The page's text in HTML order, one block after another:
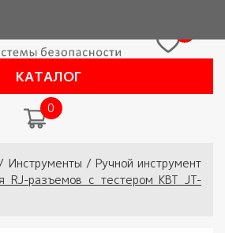
КАТАЛОГ
0
/ Инструменты / Ручной инструмент
RJ-разъемов с тестером КВТ JT-